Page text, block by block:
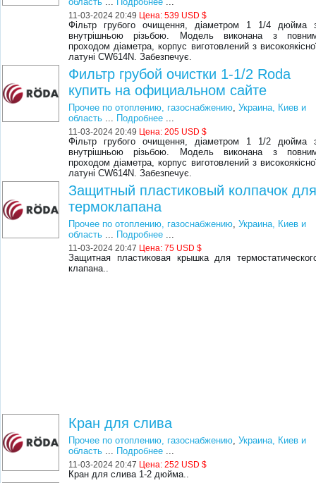
11-03-2024 20:49 Цена:539 USD $
Фільтр грубого очищення, діаметром 1 1/4 дюйма
внутрішньою різьбою. Модель виконана з
проходом діаметра, корпус виготовлений з
латуні CW614N. Забезпечує.
Фильтр грубой очистки 1-1/2 Roda
купить на официальном сайте
Прочее по отоплению, газоснабжению,Украина, Киев и
область ... Подробнее ...
11-03-2024 20:49 Цена:205 USD $
Фільтр грубого очищення, діаметром 1 1/2 дюйма
внутрішньою різьбою. Модель виконана з
проходом діаметра, корпус виготовлений з
латуні CW614N. Забезпечує.
Защитный пластиковый колпачок
термоклапана
Прочее по отоплению, газоснабжению,Украина, Киев и
область ... Подробнее ...
11-03-2024 20:47 Цена:75 USD $
Защитная пластиковая крышка для
клапана..
Кран для слива
Прочее по отоплению, газоснабжению,Украина, Киев и
область ... Подробнее ...
11-03-2024 20:47 Цена:252 USD $
Кран для слива 1-2 дюйма..